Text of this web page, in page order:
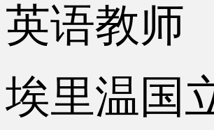
英语教师
埃里温国